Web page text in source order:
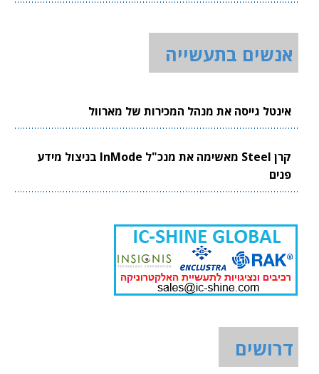
אנשים בתעשייה
אינטל גייסה את מנהל המכירות של מארוול
קרן Steel מאשימה את מנכ"ל InMode בניצול מידע
פנים
דרושים